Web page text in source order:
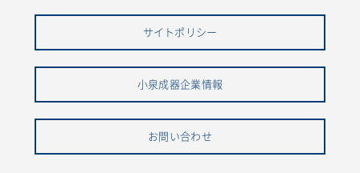
サイトポリシー
小泉成器企業情報
お問い合わせ